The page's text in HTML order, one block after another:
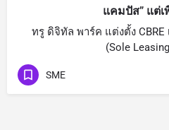
แคมปัส” แต่เ
ทรู ดิจิทัล พาร์ค แต่งตั้ง
(Sole
SME